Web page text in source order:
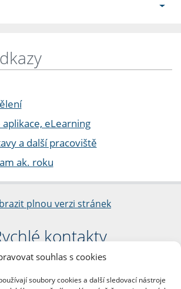
souhlas s cookies
soubory cookies a další sledovací nástroje
aplikace, eLearning
a další pracoviště
ak. roku
plnou verzi stránek
kontakty
Filozofická fakulta
nám. Jana Palacha 1/2